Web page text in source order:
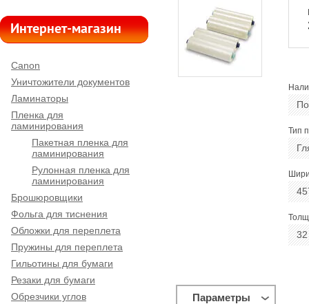
Тип
Параметры
Интернет-магазин
Canon
Уничтожители документов
Ламинаторы
Пленка для
ламинирования
Пакетная пленка для
ламинирования
Рулонная пленка для
ламинирования
Брошюровщики
Фольга для тиснения
Обложки для переплета
Пружины для переплета
Гильотины для бумаги
Резаки для бумаги
Обрезчики углов